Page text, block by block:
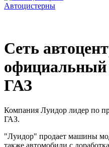
Автоцистерны
Сеть
официальный
ГАЗ
Компания Луидор лидер по
ГАЗ.
"Луидор" продает машины
также автомобили с